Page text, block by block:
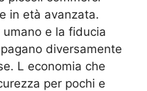
in età avanzata.
e la fiducia
diversamente
L economia che
per pochi e